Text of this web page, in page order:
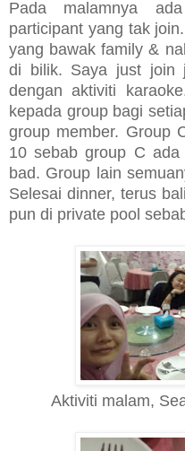
Pada malamnya
participant yang tak
yang bawak family &
di bilik. Saya just join
dengan aktiviti
kepada group bagi
group member. Group
10 sebab group C
bad. Group lain
Selesai dinner, terus
pun di private pool
Aktiviti malam,